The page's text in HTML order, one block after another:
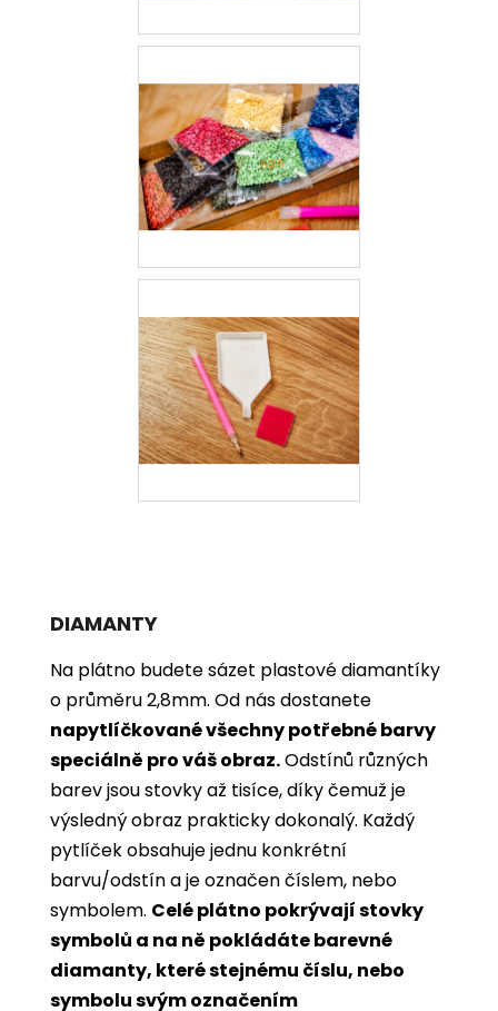
DIAMANTY
Na plátno budete sázet plastové diamantíky
o průměru 2,8mm. Od nás dostanete
napytlíčkované všechny potřebné barvy
speciálně pro váš obraz.Odstínů různých
barev jsou stovky až tisíce, díky čemuž je
výsledný obraz prakticky dokonalý. Každý
pytlíček obsahuje jednu konkrétní
barvu/odstín a je označen číslem, nebo
symbolem. Celé plátno pokrývají stovky
symbolů a na ně pokládáte barevné
diamanty, které stejnému číslu, nebo
symbolu svým označením